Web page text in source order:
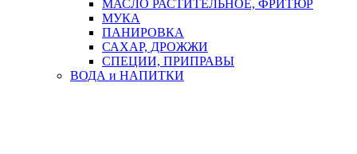
МАСЛО РАСТИТЕЛЬНОЕ, ФРИТЮР
МУКА
ПАНИРОВКА
САХАР, ДРОЖЖИ
СПЕЦИИ, ПРИПРАВЫ
ВОДА и НАПИТКИ